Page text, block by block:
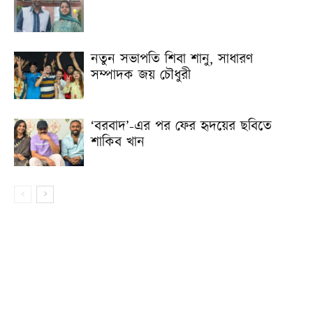
নতুন সভাপতি শিবা শানু, সাধারণ
সম্পাদক জয় চৌধুরী
‘বরবাদ’-এর পর ফের হৃদয়ের ছবিতে
শাকিব খান